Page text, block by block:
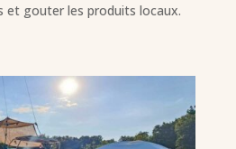
et gouter les produits locaux.